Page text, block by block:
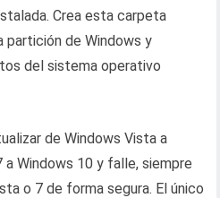
Crea esta carpeta
partición de Windows y
del sistema operativo
de Windows Vista a
Windows 10 y falle, siempre
o 7 de forma segura. El único